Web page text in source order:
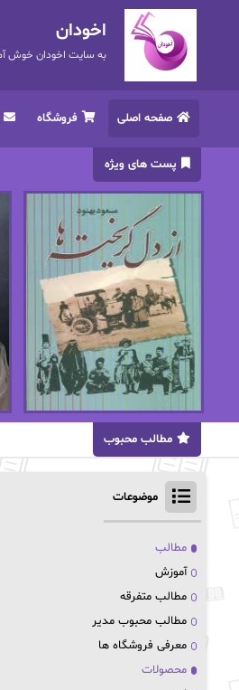
اخودان
به سایت اخودان خوش آمدید
صفحه اصلی فروشگاه
پست های ویژه
مطالب محبوب
موضوعات
مطالب
آموزش
مطالب متفرقه
مطالب محبوب مدیر
معرفی فروشگاه ها
محصولات